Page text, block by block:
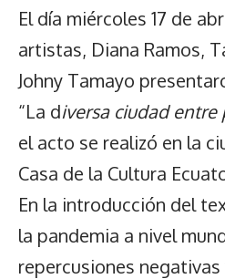
El día miércoles 17 de
artistas, Diana Ramos,
Johny Tamayo
“La diversa ciudad entre
el acto se realizó en la
Casa de la Cultura
En la introducción del
la pandemia a nivel
repercusiones